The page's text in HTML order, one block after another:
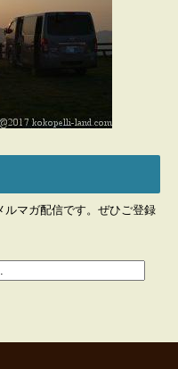
ルマガ配信です。ぜひご登録